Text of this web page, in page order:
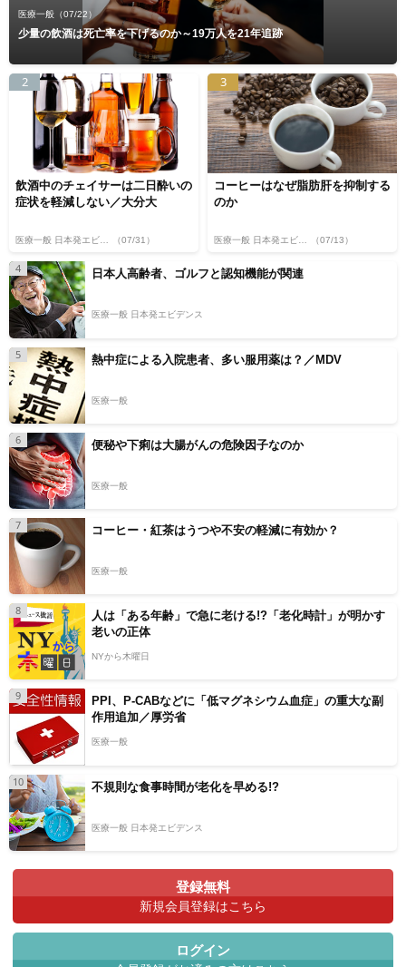
医療一般 （07/22）
少量の飲酒は死亡率を下げるのか～19万人を21年追跡
2
飲酒中のチェイサーは二日酔いの
症状を軽減しない／大分大
医療一般 日本発エビデンス （07/31）
3
コーヒーはなぜ脂肪肝を抑制する
のか
医療一般 日本発エビデンス （07/13）
4 日本人高齢者、ゴルフと認知機能が関連
医療一般 日本発エビデンス
5 熱中症による入院患者、多い服用薬は？／MDV
医療一般
6 便秘や下痢は大腸がんの危険因子なのか
医療一般
7 コーヒー・紅茶はうつや不安の軽減に有効か？
医療一般
8
人は「ある年齢」で急に老ける!?「老化時計」が明かす
老いの正体
NYから木曜日
9
PPI、P-CABなどに「低マグネシウム血症」の重大な副
作用追加／厚労省
医療一般
10 不規則な食事時間が老化を早める!?
医療一般 日本発エビデンス
登録無料
新規会員登録はこちら
ログイン